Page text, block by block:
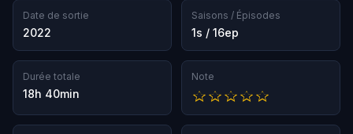
Date de sortie
2022
Saisons / Épisodes
1s / 16ep
Durée totale
18h 40min
Note